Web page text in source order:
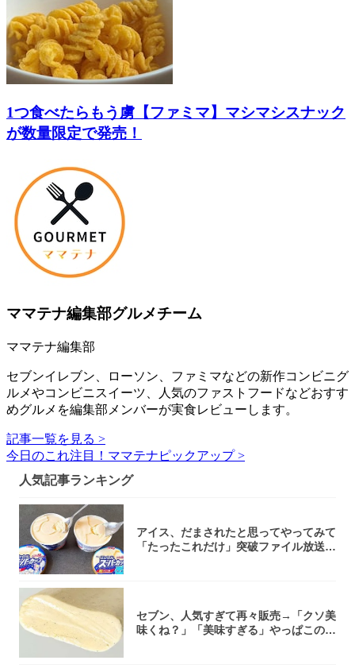
1つ食べたらもう虜【ファミマ】マシマシスナック
が数量限定で発売！
ママテナ編集部グルメチーム
ママテナ編集部
セブンイレブン、ローソン、ファミマなどの新作コンビニグ
ルメやコンビニスイーツ、人気のファストフードなどおすす
めグルメを編集部メンバーが実食レビューします。
記事一覧を見る >
今日のこれ注目！ママテナピックアップ >
人気記事ランキング
アイス、だまされたと思ってやってみて
「たったこれだけ」突破ファイル放送で
セブン、人気すぎて再々販売→「クソ美
味くね？」「美味すぎる」やっぱこのク